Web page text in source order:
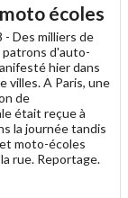
écoles
- Des milliers de
d'auto-
hier dans
villes. A Paris, une
de
était reçue à
la journée tandis
moto-écoles
rue. Reportage.